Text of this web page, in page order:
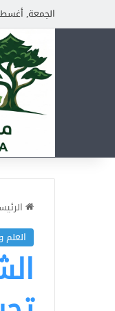
الجمعة, أغسطس 7
العلم